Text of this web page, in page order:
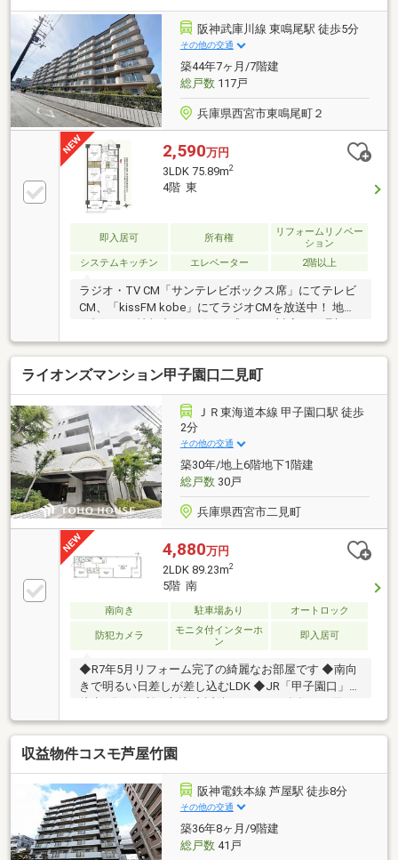
1分◆ららぽーと甲子園まで徒歩約4分◆隣接地に公園
あり！◆周辺環境充実！阪神武庫川線 東鳴尾駅 徒歩5分
その他の交通
築44年7ヶ月/7階建
総戸数117戸
兵庫県西宮市東鳴尾町２
2,590万円
3LDK 75.89m2
4階 東
即入居可 所有権
リフォームリノベー
ション
システムキッチン
エレベーター 2階以上
ラジオ・TV CM「サンテレビボックス席」にてテレビ
CM、「kissFM kobe」にてラジオCMを放送中！ 地域
住まい探しをサポート致します♪
ライオンズマンション甲子園口二見町
ＪＲ東海道本線 甲子園口駅 徒歩
2分
その他の交通
築30年/地上6階地下1階建
総戸数30戸
兵庫県西宮市二見町
4,880万円
2LDK 89.23m2
5階 南
南向き 駐車場あり オートロック
防犯カメラ
モニタ付インターホ
ン
即入居可
◆R7年5月リフォーム完了の綺麗なお部屋です ◆南向
きで明るい日差しが差し込むLDK ◆JR「甲子園口」駅
物至便です
収益物件コスモ芦屋竹園
阪神電鉄本線 芦屋駅 徒歩8分
その他の交通
築36年8ヶ月/9階建
総戸数41戸